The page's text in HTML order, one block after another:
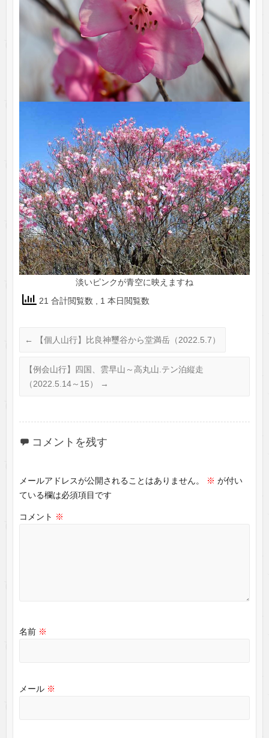
淡いピンクが青空に映えますね
21 合計閲覧数 , 1 本日閲覧数
← 【個人山行】比良神璽谷から堂満岳（2022.5.7）
【例会山行】四国、雲早山～高丸山.テン泊縦走
（2022.5.14～15）
→
コメントを残す
メールアドレスが公開されることはありません。 ※ が付い
ている欄は必須項目です
コメント ※
名前 ※
メール ※